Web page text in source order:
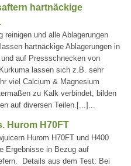
hartnäckige
und alle Ablagerungen
hartnäckige Ablagerungen in
auf Pressschnecken von
lassen sich z.B. sehr
viel Calcium & Magnesium
zu Kalk verbindet, bilden
auf diversen Teilen.[...]...
Hurom H70FT
Hurom H70FT und H400
Ergebnisse in Bezug auf
Details aus dem Test: Bei